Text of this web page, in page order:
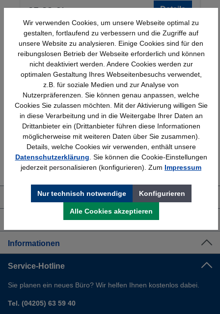
25,23 €* Details
Schnelle Lieferung
Bundesweit
Topmarken
Faire Preise
Erfahrung
Bewährt seit 1958
Kostenlose Beratung
(04205) 635940
Über uns
Informationen
Service-Hotline
Sie planen ein neues Büro? Wir helfen Ihnen kostenlos dabei.
Tel. (04205) 63 59 40
Wir verwenden Cookies, um unsere Webseite optimal zu
gestalten, fortlaufend zu verbessern und die Zugriffe auf
unsere Website zu analysieren. Einige Cookies sind für den
reibungslosen Betrieb der Webseite erforderlich und können
nicht deaktiviert werden. Andere Cookies werden zur
optimalen Gestaltung Ihres Webseitenbesuchs verwendet,
z.B. für soziale Medien und zur Analyse von
Nutzerpräferenzen. Sie können genau anpassen, welche
Cookies Sie zulassen möchten. Mit der Aktivierung willigen Sie
in diese Verarbeitung und in die Weitergabe Ihrer Daten an
Drittanbieter ein (Drittanbieter führen diese Informationen
möglicherweise mit weiteren Daten über Sie zusammen).
Details, welche Cookies wir verwenden, enthält unsere
Datenschutzerklärung . Sie können die Cookie-Einstellungen
jederzeit personalisieren (konfigurieren). Zum Impressum
Nur technisch notwendige Konfigurieren
Alle Cookies akzeptieren